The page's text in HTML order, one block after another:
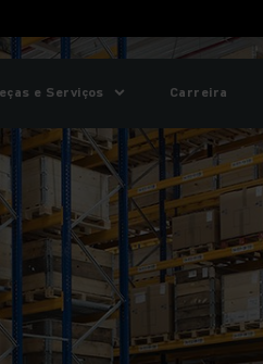
e Serviços Carreira